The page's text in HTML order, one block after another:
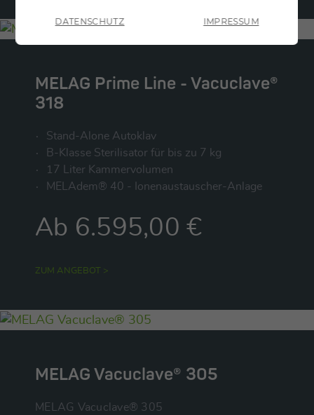
MELAG Prime Line - Vacuclave®
318
Stand-Alone Autoklav
B-Klasse Sterilisator für bis zu 7 kg
17 Liter Kammervolumen
MELAdem® 40 - Ionenaustauscher-Anlage
Ab 6.595,00 €
ZUM ANGEBOT >
MELAG Vacuclave® 305
MELAG Vacuclave® 305
DATENSCHUTZ IMPRESSUM